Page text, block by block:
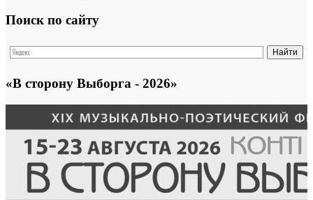
Поиск по сайту
«В сторону Выборга - 2026»